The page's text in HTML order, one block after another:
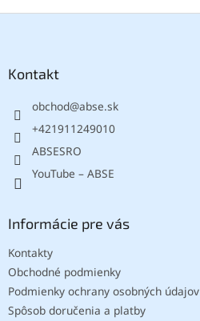
p
Kontakt
obchod@abse.sk
+421911249010
ABSESRO
YouTube – ABSE
Informácie pre vás
Kontakty
Obchodné podmienky
Podmienky ochrany osobných údajov
Spôsob doručenia a platby